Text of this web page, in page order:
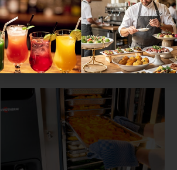
Wirte, Brauer, Gastronomen und
Hoteliers plötzlich wieder hochaktuell
ist....